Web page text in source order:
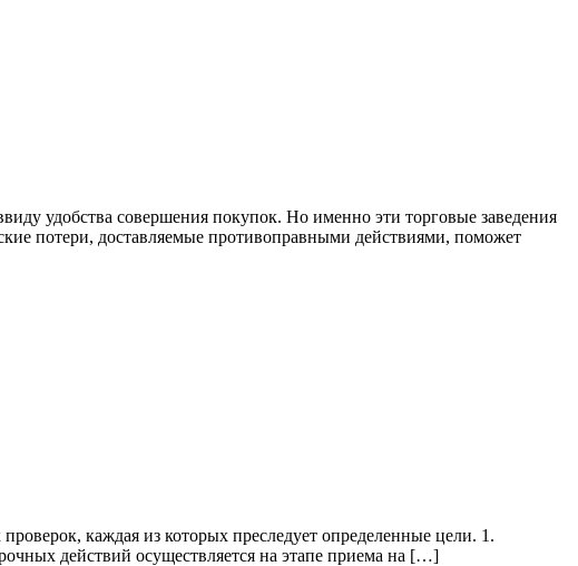
удобства совершения покупок. Но именно эти торговые заведения
потери, доставляемые противоправными действиями, поможет
каждая из которых преследует определенные цели. 1.
действий осуществляется на этапе приема на […]